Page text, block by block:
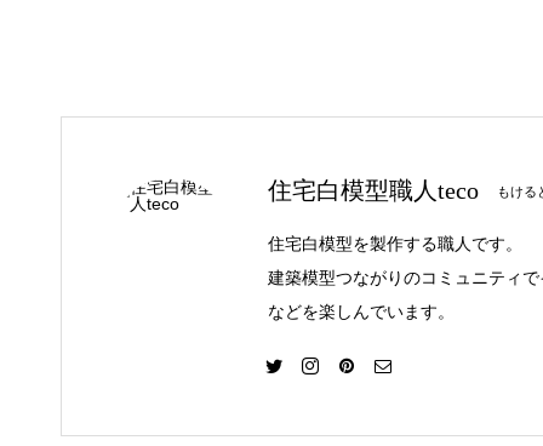
住宅白模型職人teco もける
住宅白模型を製作する職人です。
建築模型つながりのコミュニティ
などを楽しんでいます。